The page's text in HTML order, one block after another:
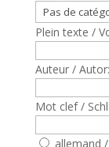
Plein texte /
Auteur / Autor:
Mot clef /
allemand